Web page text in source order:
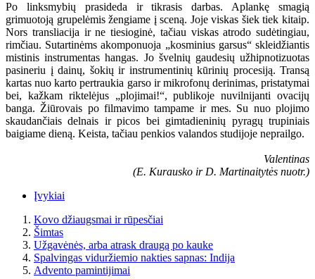
Po linksmybių prasideda ir tikrasis darbas. Aplankę smagią
grimuotoją grupelėmis žengiame į sceną. Joje viskas šiek tiek kitaip.
Nors transliacija ir ne tiesioginė, tačiau viskas atrodo sudėtingiau,
rimčiau. Sutartinėms akomponuoja „kosminius garsus“ skleidžiantis
mistinis instrumentas hangas. Jo švelnių gaudesių užhipnotizuotas
pasineriu į dainų, šokių ir instrumentinių kūrinių procesiją. Transą
kartas nuo karto pertraukia garso ir mikrofonų derinimas, pristatymai
bei, kažkam riktelėjus „plojimai!“, publikoje nuvilnijanti ovacijų
banga. Žiūrovais po filmavimo tampame ir mes. Su nuo plojimo
skaudančiais delnais ir picos bei gimtadieninių pyragų trupiniais
baigiame dieną. Keista, tačiau penkios valandos studijoje neprailgo.
Valentinas
(E. Kurausko ir D. Martinaitytės nuotr.)
Įvykiai
Kovo džiaugsmai ir rūpesčiai
Šimtas
Užgavėnės, arba atrask draugą po kauke
Spalvingas viduržiemio nakties sapnas: Indija
Advento pamintijimai